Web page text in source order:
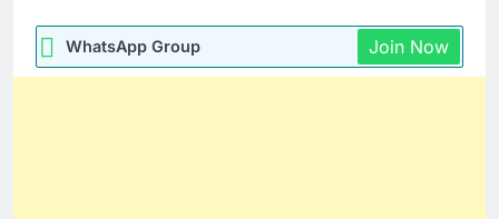
WhatsApp Group Join Now